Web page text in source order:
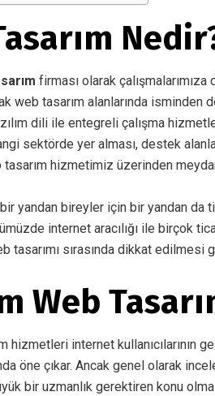
firması olarak
web tasarım alanlarında isminden
dili ile entegreli çalışma
sektörde yer alması, destek
tasarım hizmetimiz üzerinden
bir yandan bireyler için bir yandan
internet aracılığı ile birçok
tasarımı sırasında dikkat
Web
hizmetleri internet kullanıcılarının
öne çıkar. Ancak genel olarak
bir uzmanlık gerektiren konu